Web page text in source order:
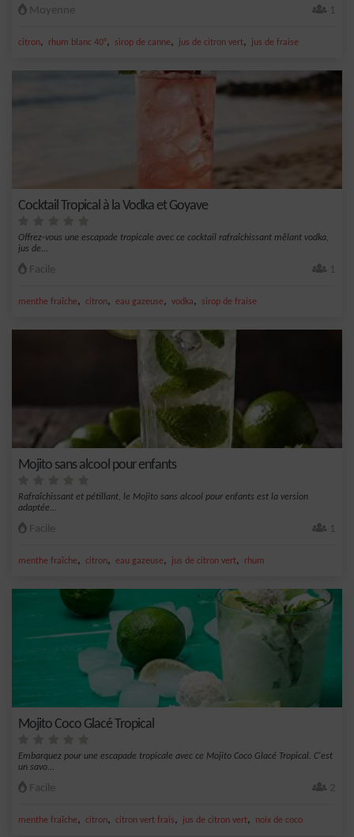
Moyenne 1
citron, rhum blanc 40°, sirop de canne, jus de citron vert, jus de fraise
Cocktail Tropical à la Vodka et Goyave
Offrez-vous une escapade tropicale avec ce cocktail rafraîchissant mêlant vodka,
jus de...
Facile 1
menthe fraîche, citron, eau gazeuse, vodka, sirop de fraise
Mojito sans alcool pour enfants
Rafraîchissant et pétillant, le Mojito sans alcool pour enfants est la version
adaptée...
Facile 1
menthe fraîche, citron, eau gazeuse, jus de citron vert, rhum
Mojito Coco Glacé Tropical
Embarquez pour une escapade tropicale avec ce Mojito Coco Glacé Tropical. C'est
un savo...
Facile 2
menthe fraîche, citron, citron vert frais, jus de citron vert, noix de coco